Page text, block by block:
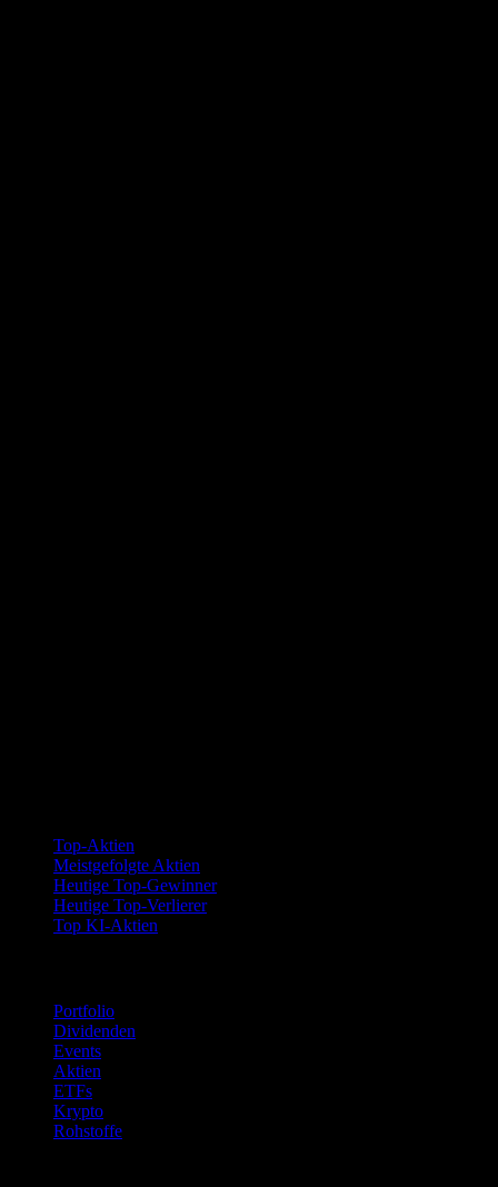
Top-Aktien
Meistgefolgte Aktien
Heutige Top-Gewinner
Heutige Top-Verlierer
Top KI-Aktien
Portfolio
Dividenden
Events
Aktien
ETFs
Krypto
Rohstoffe